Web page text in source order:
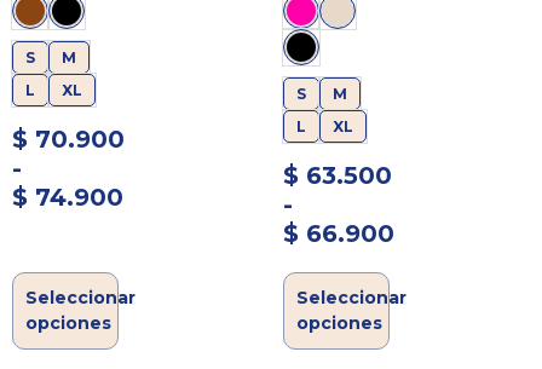
mmHg
S
M
L
XL
$ 70.900
-
$ 74.900
Seleccionar
opciones
20 mmHg
S
M
L
XL
$ 63.500
-
$ 66.900
Seleccionar
opciones